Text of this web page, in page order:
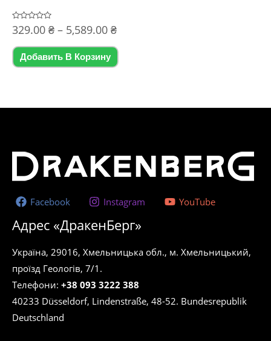
Оценка
0
5
329.00 ₴ – 5,589.00 ₴Диапазон
329.00 ₴
–
Добавить В Корзину
Этот
товар
выбрать
на
Facebook Instagram YouTube
Адрес «ДракенБерг»
Україна, 29016, Хмельницька обл., м. Хмельницький,
проїзд Геологів, 7/1.
Телефони: +38 093 3222 388
40233 Düsseldorf, Lindenstraße, 48-52. Bundesrepublik
Deutschland